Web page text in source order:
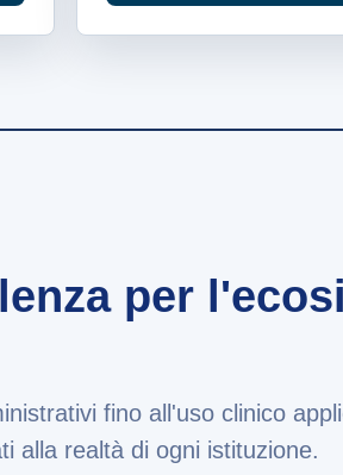
per
fino all'uso clinico
alla realtà di ogni istituzione.